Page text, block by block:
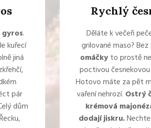
.
kuřecí
jiná
pár
dům
Rychlý
Děláte k večeři
grilované maso?
omáčkyto prostě
poctivou
Hotovo máte za pět
vaření nehrozí. Ostrý
krémová
dodají jiskru.